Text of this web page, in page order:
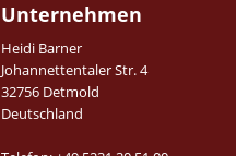
Unternehmen
Heidi Barner
Johannettentaler Str. 4
32756 Detmold
Deutschland